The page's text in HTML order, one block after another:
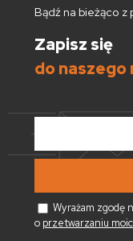
Bądź na bieżąco
Zapisz się
do
*
Wyrażam zgodę
o przetwarzaniu